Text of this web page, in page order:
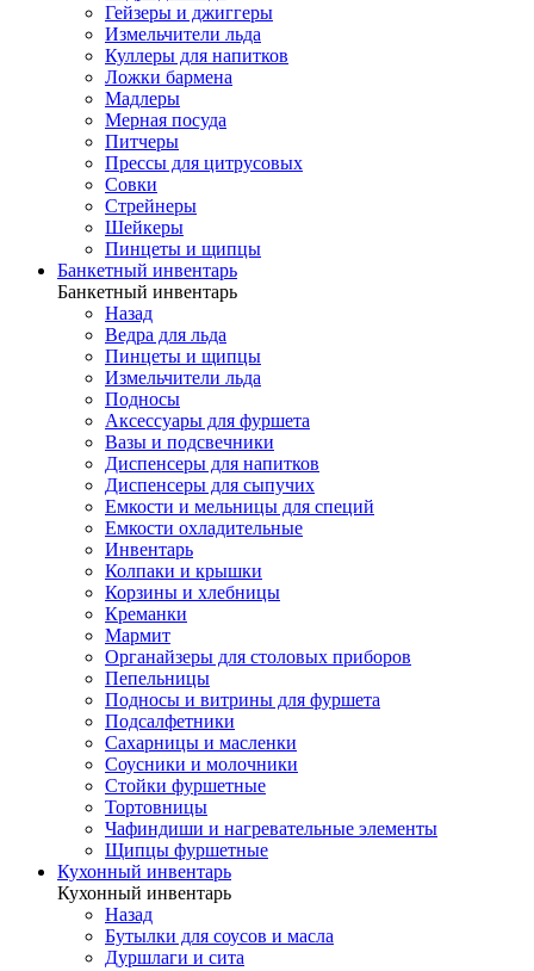
Гейзеры и джиггеры
Измельчители льда
Куллеры для напитков
Ложки бармена
Мадлеры
Мерная посуда
Питчеры
Прессы для цитрусовых
Совки
Стрейнеры
Шейкеры
Пинцеты и щипцы
Банкетный инвентарь
Банкетный инвентарь
Назад
Ведра для льда
Пинцеты и щипцы
Измельчители льда
Подносы
Аксессуары для фуршета
Вазы и подсвечники
Диспенсеры для напитков
Диспенсеры для сыпучих
Емкости и мельницы для специй
Емкости охладительные
Инвентарь
Колпаки и крышки
Корзины и хлебницы
Креманки
Мармит
Органайзеры для столовых приборов
Пепельницы
Подносы и витрины для фуршета
Подсалфетники
Сахарницы и масленки
Соусники и молочники
Стойки фуршетные
Тортовницы
Чафиндиши и нагревательные элементы
Щипцы фуршетные
Кухонный инвентарь
Кухонный инвентарь
Назад
Бутылки для соусов и масла
Дуршлаги и сита